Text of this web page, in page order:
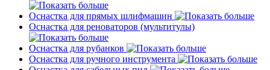
Оснастка для прямых шлифмашин
Оснастка для реноваторов (мультитулы)
Оснастка для рубанков
Оснастка для ручного инструмента